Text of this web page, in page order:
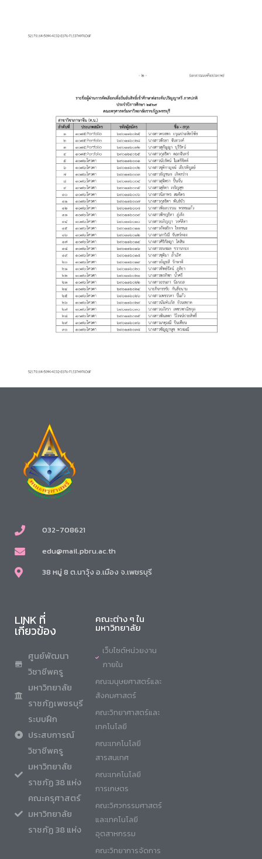
032-708621
edu@mail.pbru.ac.th
38 หมู่ 8 ต.นาวุ้ง อ.เมือง จ.เพชรบุรี
LINK ที่
เกี่ยวข้อง
ศูนย์พัฒนา
วิชาชีพครู
มหาวิทยาลัย
ราชภัฏเพชรบุรี
ระบบฝึก
ประสบการณ์
วิชาชีพครู
มหาวิทยาลัย
ราชภัฏ 38 แห่ง
คณะครุศาสตร์
มหาวิทยาลัย
ราชภัฏ 38 แห่ง
คณะต่าง ๆ ใน
มหาวิทยาลัย
เว็บไซต์หน่วยงาน
ภายใน
คณะมนุษยศาสตร์และ
สังคมศาสตร์
คณะวิทยาศาสตร์และ
เทคโนโลยี
คณะเทคโนโลยี
สารสนเทศ
คณะเทคโนโลยี
การเกษตร
คณะวิศวกรรมศาสตร์
และเทคโนโลยี
อุตสาหกรรม
คณะวิทยาการจัดการ